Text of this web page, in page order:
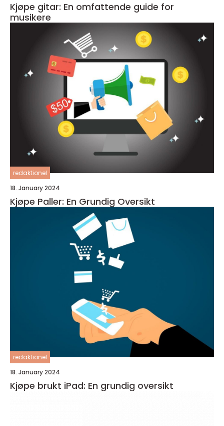
Kjøpe gitar: En omfattende guide for
musikere
redaktionel
18. January 2024
Kjøpe Paller: En Grundig Oversikt
redaktionel
18. January 2024
Kjøpe brukt iPad: En grundig oversikt